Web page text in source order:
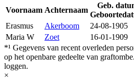
Voornaam Achternaam
Geb.
Erasmus
Akerboom 24-08-1905
Maria W
Zoet 16-01-1909
*¹ Gegevens van recent overleden
op het openbare gedeelte van
loggen.
×